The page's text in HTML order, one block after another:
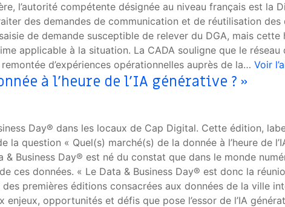
l’autorité compétente désignée au niveau français est la
des demandes de communication et de réutilisation
de demande susceptible de relever du DGA, mais
applicable à la situation. La CADA souligne que le
d’expériences opérationnelles auprès de la… Voir
à l’heure de l’IA générative ? »
Day® dans les locaux de Cap Digital. Cette édition,
la question « Quel(s) marché(s) de la donnée à l’heure de
& Business Day® est né du constat que dans le monde
ces données. « Le Data & Business Day® est donc la
des premières éditions consacrées aux données de la ville
enjeux, opportunités et défis que pose l’essor de l’IA